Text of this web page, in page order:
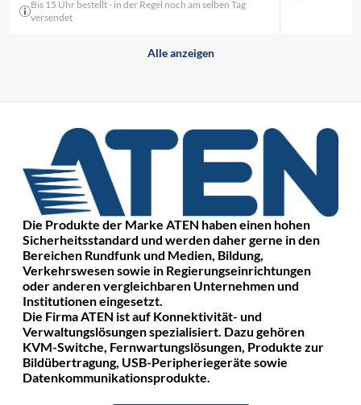
Bis 15 Uhr bestellt - in der Regel noch am selben Tag
versendet
Alle anzeigen
Die Produkte der Marke ATEN haben einen hohen
Sicherheitsstandard und werden daher gerne in den
Bereichen Rundfunk und Medien, Bildung,
Verkehrswesen sowie in Regierungseinrichtungen
oder anderen vergleichbaren Unternehmen und
Institutionen eingesetzt.
Die Firma ATEN ist auf Konnektivität- und
Verwaltungslösungen spezialisiert. Dazu gehören
KVM-Switche, Fernwartungslösungen, Produkte zur
Bildübertragung, USB-Peripheriegeräte sowie
Datenkommunikationsprodukte.